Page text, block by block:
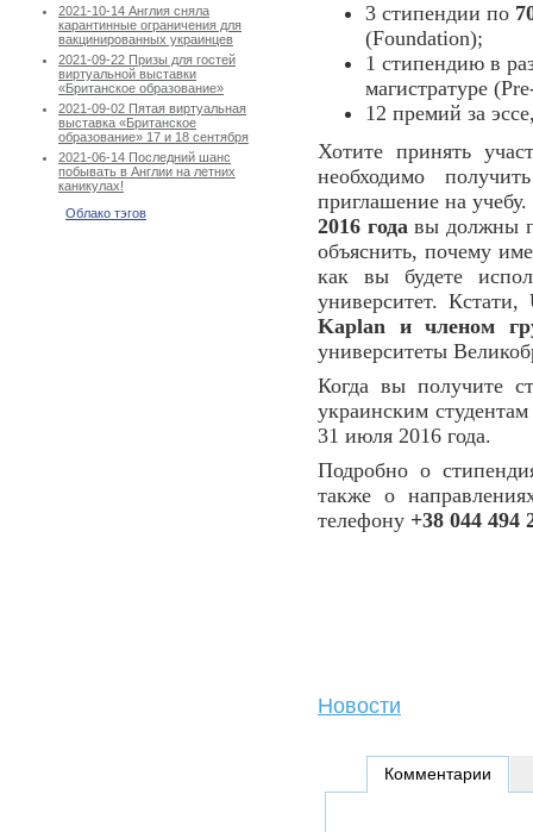
2021-10-14 Англия сняла
карантинные ограничения для
вакцинированных украинцев
2021-09-22 Призы для гостей
виртуальной выставки
«Британское образование»
2021-09-02 Пятая виртуальная
выставка «Британское
образование» 17 и 18 сентября
2021-06-14 Последний шанс
побывать в Англии на летних
каникулах!
Облако тэгов
3 стипендии по
(Foundation);
1 стипендию в
магистратуре
12 премий за
Хотите принять
необходимо
приглашение на
2016 годавы должны
объяснить, почему
как вы будете
университет. Кстати,
Kaplan и членом
университеты
Когда вы получите
украинским
31 июля 2016 года.
Подробно о
также о
телефону +38 044 494
Новости
Комментарии